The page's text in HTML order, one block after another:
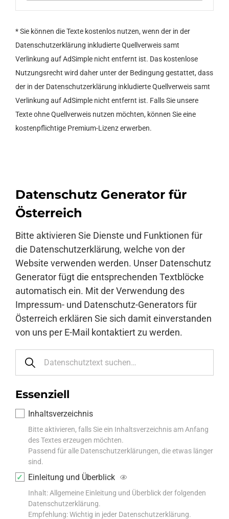
* Sie können die Texte kostenlos nutzen, wenn der in der
Datenschutzerklärung inkludierte Quellverweis samt
Verlinkung auf AdSimple nicht entfernt ist. Das kostenlose
Nutzungsrecht wird daher unter der Bedingung gestattet, dass
der in der Datenschutzerklärung inkludierte Quellverweis samt
Verlinkung auf AdSimple nicht entfernt ist. Falls Sie unsere
Texte ohne Quellverweis nutzen möchten, können Sie eine
kostenpflichtige Premium-Lizenz erwerben.
Datenschutz Generator für
Österreich
Bitte aktivieren Sie Dienste und Funktionen für
die Datenschutzerklärung, welche von der
Website verwenden werden. Unser Datenschutz
Generator fügt die entsprechenden Textblöcke
automatisch ein. Mit der Verwendung des
Impressum- und Datenschutz-Generators für
Österreich erklären Sie sich damit einverstanden
von uns per E-Mail kontaktiert zu werden.
Essenziell
Inhaltsverzeichnis
Bitte aktivieren, falls Sie ein Inhaltsverzeichnis am Anfang
des Textes erzeugen möchten.
Passend für alle Datenschutzerklärungen, die etwas länger
sind.
Einleitung und Überblick
Inhalt: Allgemeine Einleitung und Überblick der folgenden
Datenschutzerklärung.
Empfehlung: Wichtig in jeder Datenschutzerklärung.